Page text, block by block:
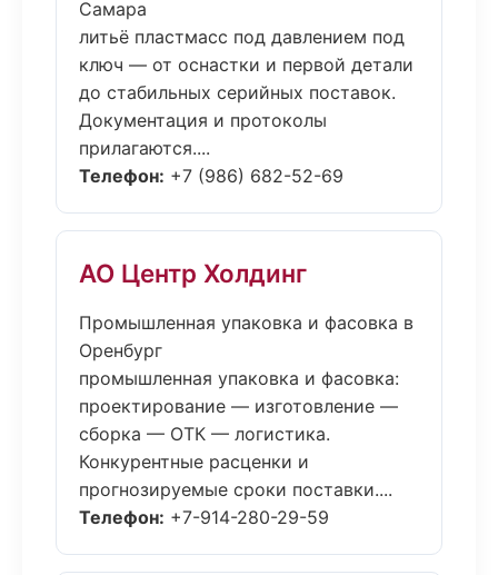
Самара
литьё пластмасс под давлением под
ключ — от оснастки и первой детали
до стабильных серийных поставок.
Документация и протоколы
прилагаются....
Телефон: +7 (986) 682-52-69
АО Центр Холдинг
Промышленная упаковка и фасовка в
Оренбург
промышленная упаковка и фасовка:
проектирование — изготовление —
сборка — ОТК — логистика.
Конкурентные расценки и
прогнозируемые сроки поставки....
Телефон: +7-914-280-29-59